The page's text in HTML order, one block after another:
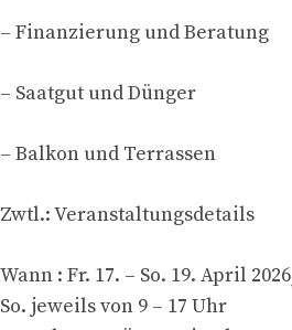
– Finanzierung und Beratung
– Saatgut und Dünger
– Balkon und Terrassen
Zwtl.: Veranstaltungsdetails
Wann : Fr. 17. – So. 19. April
So. jeweils von 9 – 17 Uhr